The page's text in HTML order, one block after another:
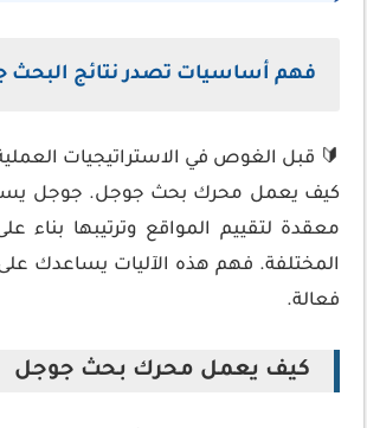
فهم أساسيات تصدر نتائج البحث
🔰 قبل الغوص في الاستراتيجيات
كيف يعمل محرك بحث جوجل. جوجل
معقدة لتقييم المواقع وترتيبها بناء
المختلفة. فهم هذه الآليات يساعدك على
فعالة.
كيف يعمل محرك بحث جوجل